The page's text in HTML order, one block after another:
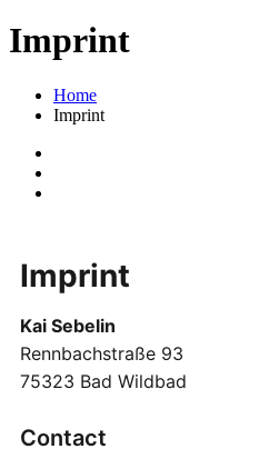
Imprint
Home
Imprint
Imprint
Kai Sebelin
Rennbachstraße 93
75323 Bad Wildbad
Contact